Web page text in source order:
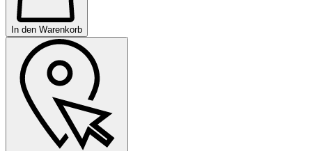
In den Warenkorb